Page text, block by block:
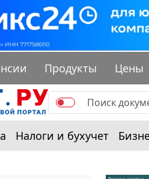
Продукты Цены
Налоги и бухучет